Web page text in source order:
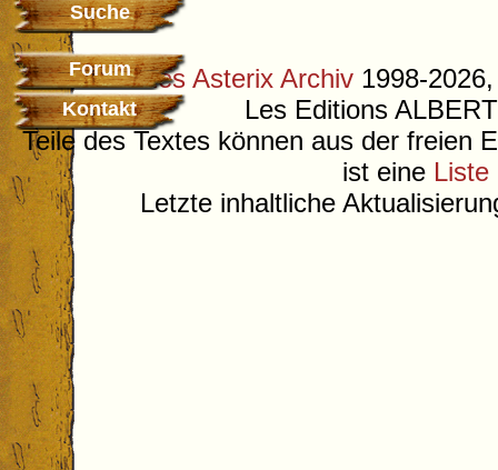
Suche
Forum
Kontakt
©Deutsches Asterix Archiv 1998-
Les Editions
Teile des Textes können aus der freien
ist eine Liste
Letzte inhaltliche